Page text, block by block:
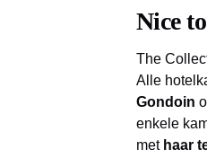
Nice
The
Alle
Gondoin
enkele
met haar